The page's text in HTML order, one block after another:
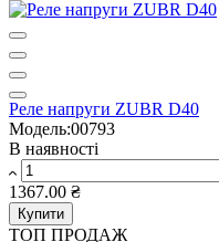
Реле напруги ZUBR D40
Модель:00793
В наявності
1367.00 ₴
Купити
ТОП ПРОДАЖ